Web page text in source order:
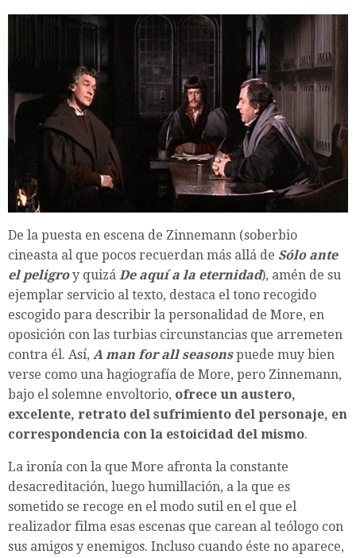
De la puesta en escena de Zinnemann (soberbio
cineasta al que pocos recuerdan más allá de Sólo ante
el peligroy quizá De aquí a la eternidad), amén de su
ejemplar servicio al texto, destaca el tono recogido
escogido para describir la personalidad de More, en
oposición con las turbias circunstancias que arremeten
contra él. Así, A man for all seasonspuede muy bien
verse como una hagiografía de More, pero Zinnemann,
bajo el solemne envoltorio, ofrece un austero,
excelente, retrato del sufrimiento del personaje, en
correspondencia con la estoicidad del mismo.
La ironía con la que More afronta la constante
desacreditación, luego humillación, a la que es
sometido se recoge en el modo sutil en el que el
realizador filma esas escenas que carean al teólogo con
sus amigos y enemigos. Incluso cuando éste no aparece,